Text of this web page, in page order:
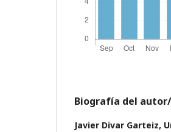
Biografía del
Javier Divar Garteiz,